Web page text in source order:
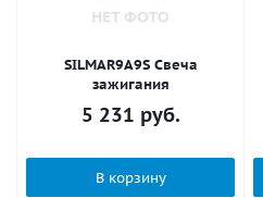
SILMAR9A9S Свеча
зажигания
5 231 руб.
В корзину